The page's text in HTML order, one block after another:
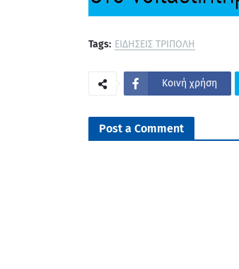
Tags: ΕΙΔΗΣΕΙΣ ΤΡΙΠΟΛΗ
Κοινή χρήση
Post a Comment